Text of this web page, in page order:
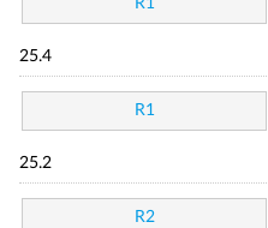
R1
25.4
R1
25.2
R2